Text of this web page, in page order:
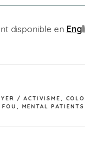
disponible en
/ ACTIVISME ,
, MENTAL